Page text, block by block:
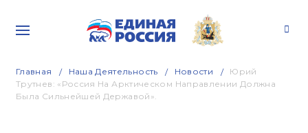
Главная Наша Деятельность Новости
Юрий
Трутнев: «Россия На Арктическом Направлении Должна
Была Сильнейшей Державой».